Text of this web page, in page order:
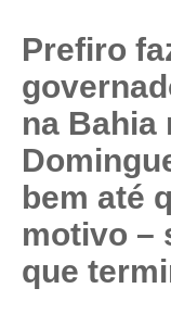
Prefiro
na Bahia
bem até
motivo –
que